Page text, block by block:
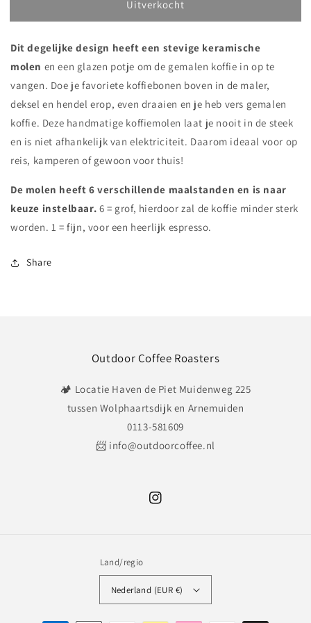
KoffiemolenUitverkocht
Dit degelijke design heeft een stevige keramische
molen en een glazen potje om de gemalen koffie in op te
vangen. Doe je favoriete koffiebonen boven in de maler,
deksel en hendel erop, even draaien en je heb vers gemalen
koffie. Deze handmatige koffiemolen laat je nooit in de steek
en is niet afhankelijk van elektriciteit. Daarom ideaal voor op
reis, kamperen of gewoon voor thuis!
De molen heeft 6 verschillende maalstanden en is naar
keuze instelbaar. 6 = grof, hierdoor zal de koffie minder sterk
worden. 1 = fijn, voor een heerlijk espresso.
Share
Outdoor Coffee Roasters
🏕️ Locatie Haven de Piet Muidenweg 225
tussen Wolphaartsdijk en Arnemuiden
0113-581609
📨 info@outdoorcoffee.nl
Instagram
Land/regio
Nederland (EUR €)